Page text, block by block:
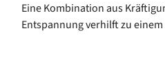
Eine Kombination aus
Entspannung verhilft zu